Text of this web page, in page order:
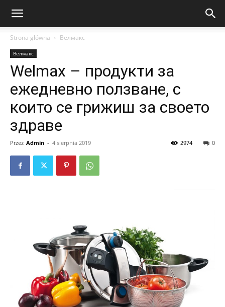
Strona główna Велмакс
Велмакс
Welmax – продукти за
ежедневно ползване, с
които се грижиш за своето
здраве
Przez Admin - 4 sierpnia 2019 0
2974